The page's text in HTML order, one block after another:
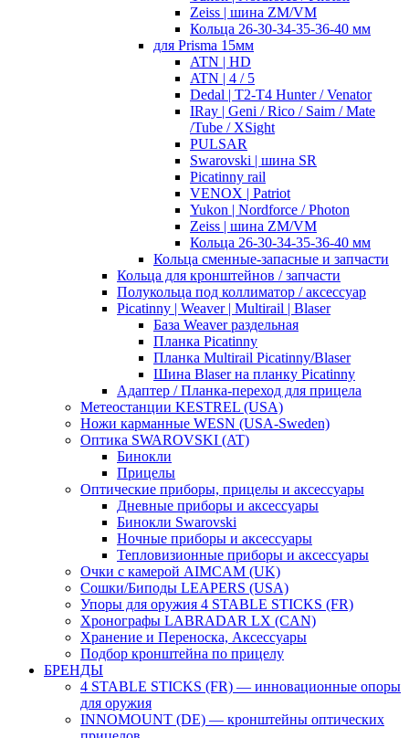
Zeiss | шина ZM/VM
Кольца 26-30-34-35-36-40 мм
для Prisma 15мм
ATN | HD
ATN | 4 / 5
Dedal | T2-T4 Hunter / Venator
IRay | Geni / Rico / Saim / Mate
/Tube / XSight
PULSAR
Swarovski | шина SR
Picatinny rail
VENOX | Patriot
Yukon | Nordforce / Photon
Zeiss | шина ZM/VM
Кольца 26-30-34-35-36-40 мм
Кольца сменные-запасные и запчасти
Кольца для кронштейнов / запчасти
Полукольца под коллиматор / аксессуар
Picatinny | Weaver | Multirail | Blaser
База Weaver раздельная
Планка Picatinny
Планка Multirail Picatinny/Blaser
Шина Blaser на планку Picatinny
Адаптер / Планка-переход для прицела
Метеостанции KESTREL (USA)
Ножи карманные WESN (USA-Sweden)
Оптика SWAROVSKI (AT)
Бинокли
Прицелы
Оптические приборы, прицелы и аксессуары
Дневные приборы и аксессуары
Бинокли Swarovski
Ночные приборы и аксессуары
Тепловизионные приборы и аксессуары
Очки с камерой AIMCAM (UK)
Сошки/Биподы LEAPERS (USA)
Упоры для оружия 4 STABLE STICKS (FR)
Хронографы LABRADAR LX (CAN)
Хранение и Переноска, Аксессуары
Подбор кронштейна по прицелу
БРЕНДЫ
4 STABLE STICKS (FR) — инновационные опоры
для оружия
INNOMOUNT (DE) — кронштейны оптических